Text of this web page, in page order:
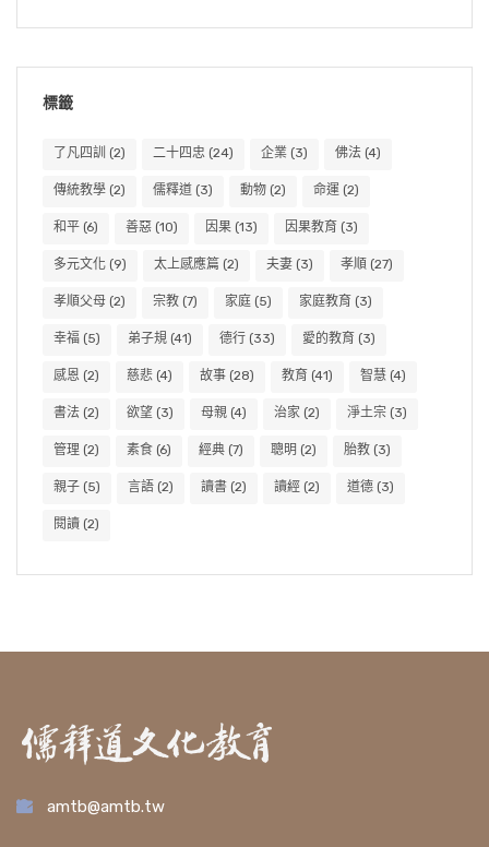
標籤
了凡四訓 (2) 二十四忠 (24) 企業 (3) 佛法 (4)
傳統教學 (2) 儒釋道 (3) 動物 (2) 命運 (2)
和平 (6) 善惡 (10) 因果 (13) 因果教育 (3)
多元文化 (9) 太上感應篇 (2) 夫妻 (3) 孝順 (27)
孝順父母 (2) 宗教 (7) 家庭 (5) 家庭教育 (3)
幸福 (5) 弟子規 (41) 德行 (33) 愛的教育 (3)
感恩 (2) 慈悲 (4) 故事 (28) 教育 (41) 智慧 (4)
書法 (2) 欲望 (3) 母親 (4) 治家 (2) 淨土宗 (3)
管理 (2) 素食 (6) 經典 (7) 聰明 (2) 胎教 (3)
親子 (5) 言語 (2) 讀書 (2) 讀經 (2) 道德 (3)
閱讀 (2)
amtb@amtb.tw